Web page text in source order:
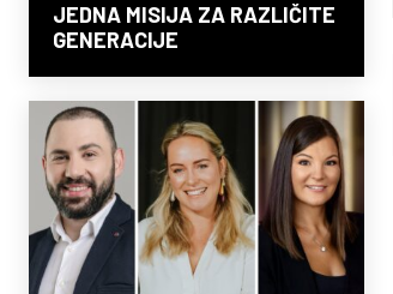
JEDNA MISIJA ZA RAZLIČITE
GENERACIJE